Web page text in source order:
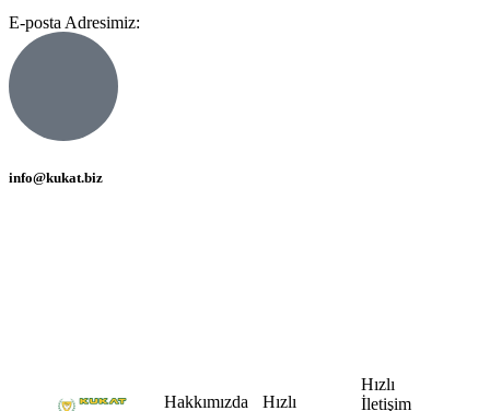
E-posta Adresimiz:
info@kukat.biz
Hakkımızda
Hızlı
Hızlı
İletişim